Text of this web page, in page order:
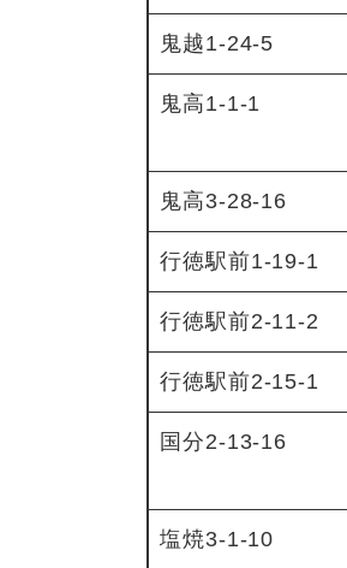
鬼越1-24-5
鬼高1-1-1
鬼高3-28-16
行徳駅前1-19-1
行徳駅前2-11-2
行徳駅前2-15-1
国分2-13-16
塩焼3-1-10